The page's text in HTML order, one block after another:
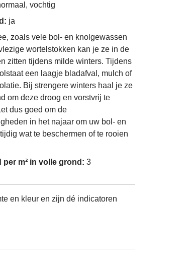
vochtig
ja
zoals vele bol- en knolgewassen
wortelstokken kan je ze in de
zitten tijdens milde winters. Tijdens
een laagje bladafval, mulch of
Bij strengere winters haal je ze
om deze droog en vorstvrij te
dus goed om de
in het najaar om uw bol- en
wat te beschermen of te rooien
per m² in volle grond: 3
en kleur en zijn dé indicatoren